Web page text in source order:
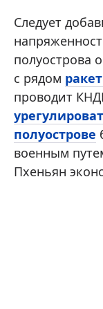
Следует
полуострова
с рядом
проводит
полуострове
военным
Пхеньян